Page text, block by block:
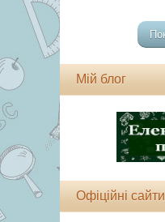
Мій блог
Офіційні сайти